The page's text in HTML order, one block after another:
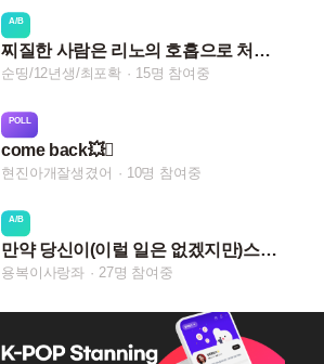
A/B
찌질한 사람은 리노의 호흡으로 처리를 해야할까 안해야 할까
순띵/12년생/최포확 15명 참여중
POLL
come back💥🫯
현진아개잘생겼어 10명 참여중
A/B
만약 당신이(이럴 일은 없겠지만)스키즈 팬덤을 떠난다면 용복이의 반응은?
용복이사랑좌 27명 참여중